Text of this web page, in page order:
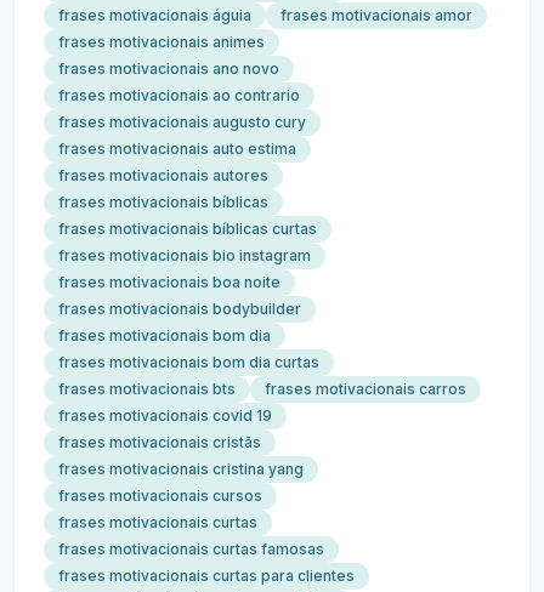
frases motivacionais águia
frases motivacionais amor
frases motivacionais animes
frases motivacionais ano novo
frases motivacionais ao contrario
frases motivacionais augusto cury
frases motivacionais auto estima
frases motivacionais autores
frases motivacionais bíblicas
frases motivacionais bíblicas curtas
frases motivacionais bio instagram
frases motivacionais boa noite
frases motivacionais bodybuilder
frases motivacionais bom dia
frases motivacionais bom dia curtas
frases motivacionais bts
frases motivacionais carros
frases motivacionais covid 19
frases motivacionais cristãs
frases motivacionais cristina yang
frases motivacionais cursos
frases motivacionais curtas
frases motivacionais curtas famosas
frases motivacionais curtas para clientes